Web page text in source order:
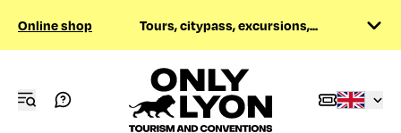
Online shop Tours, citypass, excursions,...